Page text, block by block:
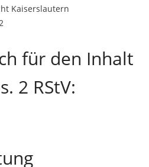
Kaiserslautern
für den Inhalt
2 RStV: